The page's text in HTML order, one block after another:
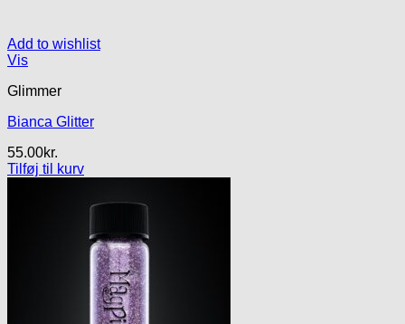
Add to wishlist
Vis
Glimmer
Bianca Glitter
55.00kr.
Tilføj til kurv